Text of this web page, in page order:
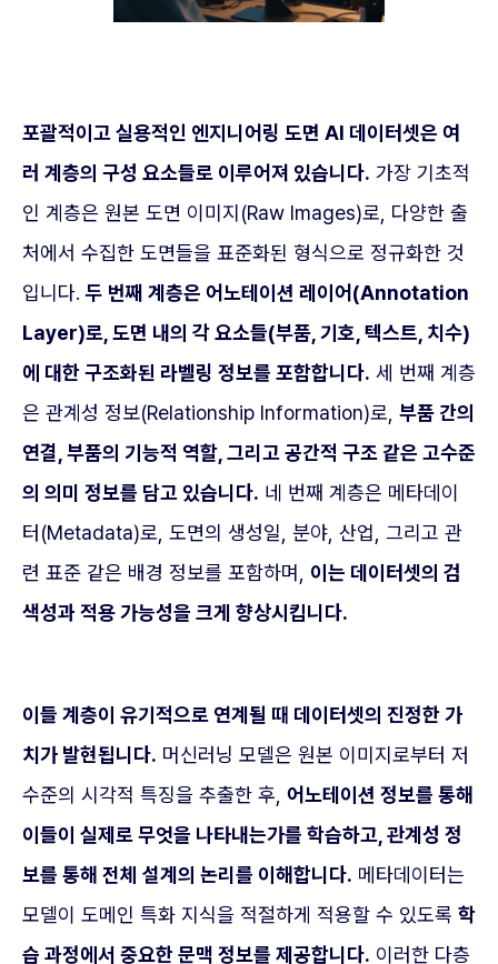
포괄적이고 실용적인 엔지니어링 도면 AI 데이터셋은 여
러 계층의 구성 요소들로 이루어져 있습니다. 가장 기초적
인 계층은 원본 도면 이미지(Raw Images)로, 다양한 출
처에서 수집한 도면들을 표준화된 형식으로 정규화한 것
입니다.두 번째 계층은 어노테이션 레이어(Annotation
Layer)로, 도면 내의 각 요소들(부품, 기호, 텍스트, 치수)
에 대한 구조화된 라벨링 정보를 포함합니다. 세 번째 계층
은 관계성 정보(Relationship Information)로, 부품 간의
연결, 부품의 기능적 역할, 그리고 공간적 구조 같은 고수준
의 의미 정보를 담고 있습니다. 네 번째 계층은 메타데이
터(Metadata)로, 도면의 생성일, 분야, 산업, 그리고 관
련 표준 같은 배경 정보를 포함하며, 이는 데이터셋의 검
색성과 적용 가능성을 크게 향상시킵니다.
이들 계층이 유기적으로 연계될 때 데이터셋의 진정한 가
치가 발현됩니다. 머신러닝 모델은 원본 이미지로부터 저
수준의 시각적 특징을 추출한 후, 어노테이션 정보를 통해
이들이 실제로 무엇을 나타내는가를 학습하고, 관계성 정
보를 통해 전체 설계의 논리를 이해합니다. 메타데이터는
모델이 도메인 특화 지식을 적절하게 적용할 수 있도록 학
습 과정에서 중요한 문맥 정보를 제공합니다. 이러한 다층